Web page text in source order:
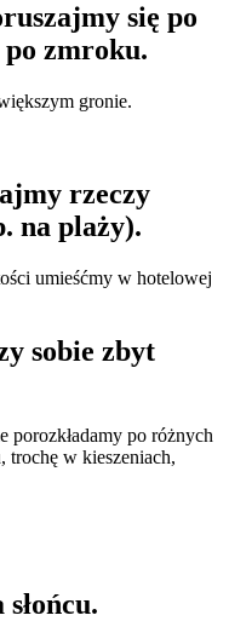
się po
po zmroku.
gronie.
rzeczy
na plaży).
umieśćmy w hotelowej
sobie zbyt
porozkładamy po różnych
trochę w kieszeniach,